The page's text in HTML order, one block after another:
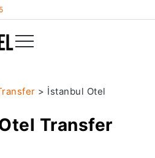
> İstanbul Otel
Transfer